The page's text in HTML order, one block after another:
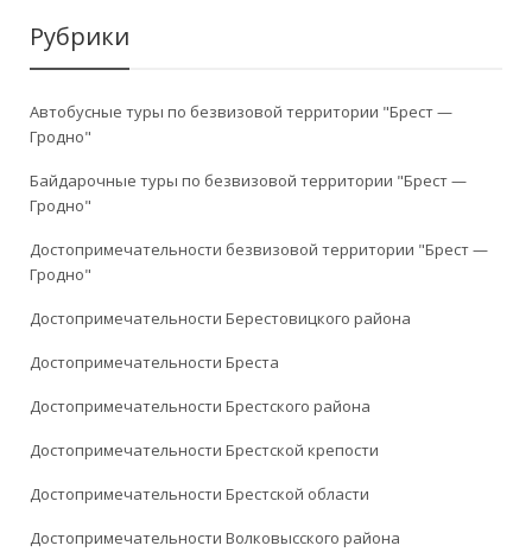
Рубрики
Автобусные туры по безвизовой территории "Брест —
Гродно"
Байдарочные туры по безвизовой территории "Брест —
Гродно"
Достопримечательности безвизовой территории "Брест —
Гродно"
Достопримечательности Берестовицкого района
Достопримечательности Бреста
Достопримечательности Брестского района
Достопримечательности Брестской крепости
Достопримечательности Брестской области
Достопримечательности Волковысского района